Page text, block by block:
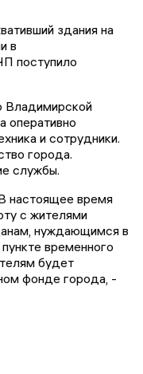
здания на
в
поступило
оперативно
и сотрудники.
города.
службы.
настоящее время
с жителями
нуждающимся в
временного
будет
фонде города, -